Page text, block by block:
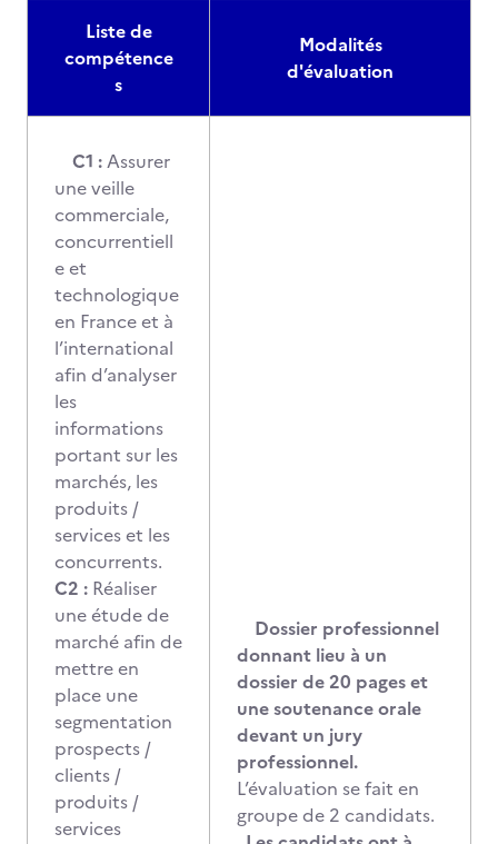
Liste de
compétence
s
Modalités
d'évaluation
C1 :Assurer
une veille
commerciale,
concurrentiell
e et
technologique
en France et à
l’international
afin d’analyser
les
informations
portant sur les
marchés, les
produits /
services et les
concurrents.
C2 : Réaliser
une étude de
marché afin de
mettre en
place une
segmentation
prospects /
clients /
produits /
services
Dossier professionnel
donnant lieu à un
dossier de 20 pages et
une soutenance orale
devant un jury
professionnel.
L’évaluation se fait en
groupe de 2 candidats.